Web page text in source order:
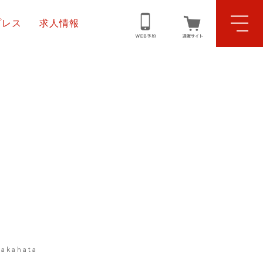
ス 求人情報